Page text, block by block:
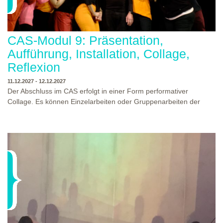
CAS-Modul 9: Präsentation,
Aufführung, Installation, Collage,
Reflexion
11.12.2027 - 12.12.2027
Der Abschluss im CAS erfolgt in einer Form performativer
Collage. Es können Einzelarbeiten oder Gruppenarbeiten der
Ausbildungsprogramm zu erleben. Die Studierenden des
oder Präsentation. Wir freuen uns über Begegnungen und
WO?